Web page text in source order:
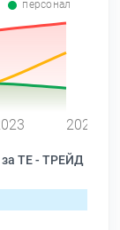
персонал
2024
за ТЕ - ТРЕЙД